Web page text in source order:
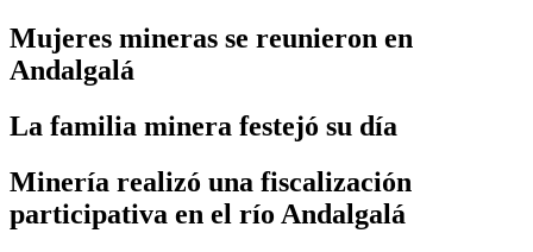
Mujeres mineras se reunieron en
Andalgalá
La familia minera festejó su día
Minería realizó una fiscalización
participativa en el río Andalgalá